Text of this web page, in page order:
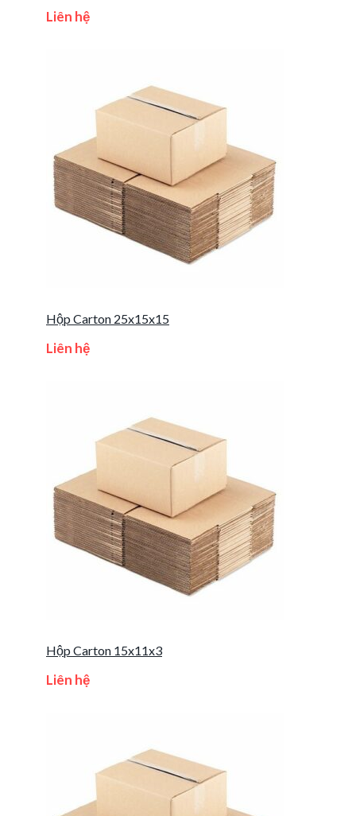
Liên hệ
Hộp Carton 25x15x15
Liên hệ
Hộp Carton 15x11x3
Liên hệ